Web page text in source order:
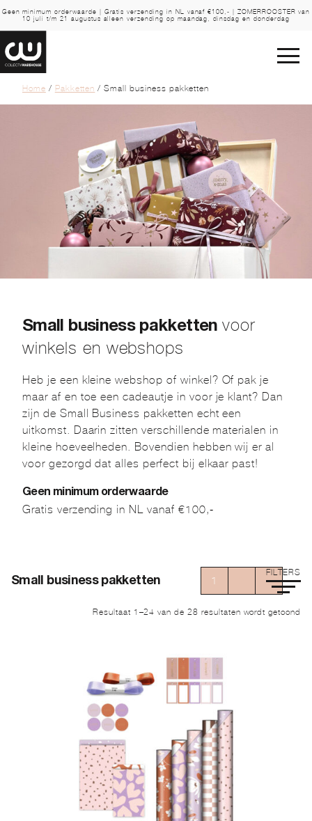
Geen minimum orderwaarde | Gratis verzending in NL vanaf €100,- | ZOMERROOSTER van
10 juli t/m 21 augustus alleen verzending op maandag, dinsdag en donderdag
Home / Pakketten / Small business pakketten
Small business pakketten voor
winkels en webshops
Heb je een kleine webshop of winkel? Of pak je
maar af en toe een cadeautje in voor je klant? Dan
zijn de Small Business pakketten echt een
uitkomst. Daarin zitten verschillende materialen in
kleine hoeveelheden. Bovendien hebben wij er al
voor gezorgd dat alles perfect bij elkaar past!
Geen minimum orderwaarde
Gratis verzending in NL vanaf €100,-
Small business pakketten 1 →
FILTERS
Resultaat 1–24 van de 28 resultaten wordt getoond